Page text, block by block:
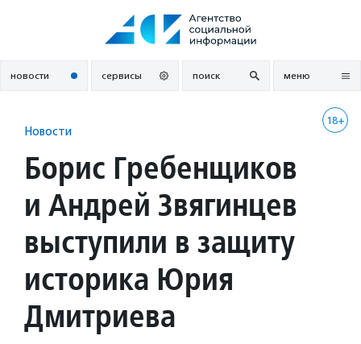
новости сервисы поиск меню
18+
Новости
Борис Гребенщиков
и Андрей Звягинцев
выступили в защиту
историка Юрия
Дмитриева